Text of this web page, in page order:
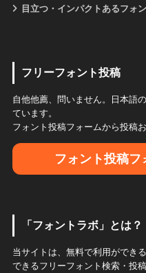
目立つ・インパクトあるフォ
フリーフォント投稿
自他他薦、問いません。日本語
ています。
フォント投稿フォームから投稿お
フォント投稿フ
「フォントラボ」とは？
当サイトは、無料で利用ができ
できるフリーフォント検索・投